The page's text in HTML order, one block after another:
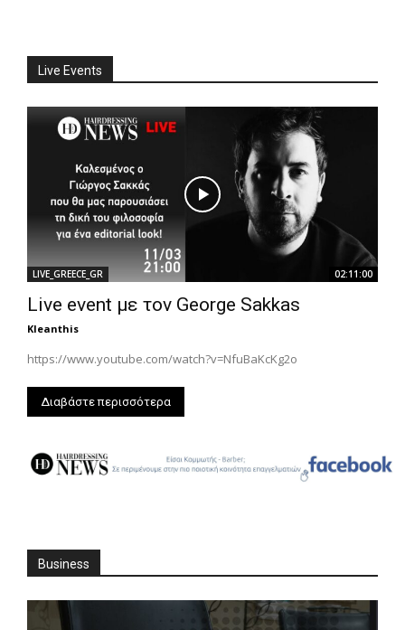
Live Events
LIVE_GREECE_GR 02:11:00
Live event με τον George Sakkas
Kleanthis
https://www.youtube.com/watch?v=NfuBaKcKg2o
Διαβάστε περισσότερα
Business